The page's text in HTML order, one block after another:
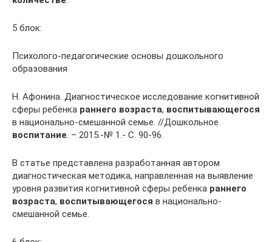
5 блок:
Психолого-педагогические основы дошкольного
образования
Н. Афонина. Диагностическое исследование когнитивной
сферы ребенка раннего возраста, воспитывающегося
в национально-смешанной семье. //Дошкольное
воспитание. – 2015.-№ 1.- С. 90-96.
В статье представлена разработанная автором
диагностическая методика, направленная на выявление
уровня развития когнитивной сферы ребенка раннего
возраста, воспитывающегося в национально-
смешанной семье.